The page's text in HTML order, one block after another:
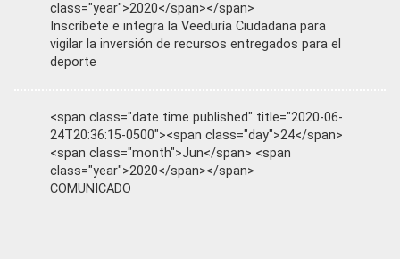
class="year">2020</span></span>
Inscríbete e integra la Veeduría Ciudadana para
vigilar la inversión de recursos entregados para el
deporte
<span class="date time published" title="2020-06-
24T20:36:15-0500"><span class="day">24</span>
<span class="month">Jun</span> <span
class="year">2020</span></span>
COMUNICADO